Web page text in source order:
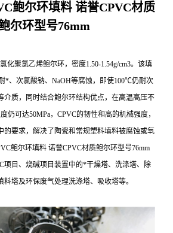
鲍尔环填料 诺誉CPVC材质
尔环型号76mm
聚氯乙烯鲍尔环，密度1.50-1.54g/cm3。该填
*、次氯酸钠、NaOH等腐蚀，即使100℃仍耐次
介质，同时结合鲍尔环结构优点，在高温高压不
仍可达50MPa，CPVC的韧性和高的机械强度，
的要求，解决了陶瓷和常规塑料填料被腐蚀或氧
鲍尔环填料 诺誉CPVC材质鲍尔环型号76mm
项目、烧碱项目装置中的*干燥塔、洗涤塔、除
塔及环保废气处理洗涤塔、吸收塔等。